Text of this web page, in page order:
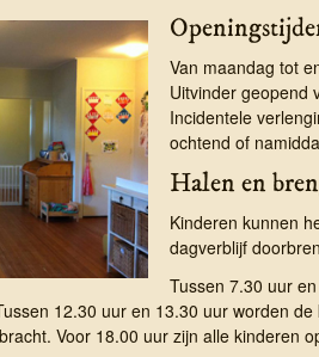
Van maandag tot
Uitvinder geopend
Incidentele
ochtend of
Halen en
Kinderen kunnen
dagverblijf
Tussen 7.30 uur
12.30 uur en 13.30 uur worden
Voor 18.00 uur zijn alle kinderen